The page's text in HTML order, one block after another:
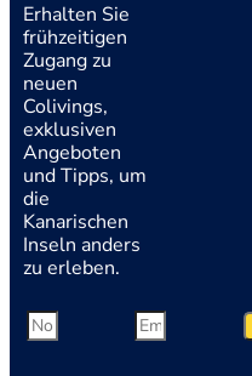
Erhalten Sie
frühzeitigen
Zugang zu
neuen
Colivings,
exklusiven
Angeboten
und Tipps, um
die
Kanarischen
Inseln anders
zu erleben.